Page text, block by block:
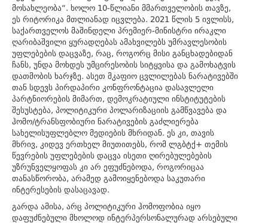
მოსახლეობა“. ხოლო 10-წლიანი მმართველობის თავზე,
ეს რიტორიკა მთლიანად იცვლება. 2021 წლის 5 ივლისს,
საქართველოს მაშინდელი პრემიერ-მინისტრი ირაკლი
ღარიბაშვილი ყურადღებას ამახვილებს უმრავლესობის
უფლებების დაცვაზე, რაც, როგორც მისი განცხადებიდან
ჩანს, უნდა მოხდეს უმცირესობის სიტყვისა და გამოხატვის
დათმობის ხარჯზე. ასეთ მკაფიო ცვლილებას ნარატივებში
თან სდევს პირდაპირი კონფრონტაცია დასავლელი
პარტნიორების მიმართ, დემოკრატიული ინსტიტუტების
შესუსტება, პოლიტიკური პოლარიზაციის გამწვავება და
ჰომო/ტრანსფობიური ნარატივების გაძლიერება
სახელისუფლებლო მედიების მხრიდან. ეს კი, თავის
მხრივ, კიდევ ერთხელ მიუთითებს, რომ ლგბტქ+ თემის
წევრების უფლებების დაცვა ისეთი ღირებულებების
უზრუნველყოფას კი არ ეფუძნებოდა, როგორიცაა
თანასწორობა, არამედ გამოიყენებოდა საკუთარი
ინტერესების დასაცავად.
გარდა ამისა, არც პოლიტიკური ჰომოფობია იყო
დაფუძნებული მხოლოდ ინტერპერსონალურად არსებული